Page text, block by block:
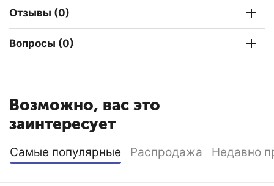
Отзывы (0)
Вопросы (0)
Возможно, вас это
заинтересует
Самые популярные Распродажа Недавно